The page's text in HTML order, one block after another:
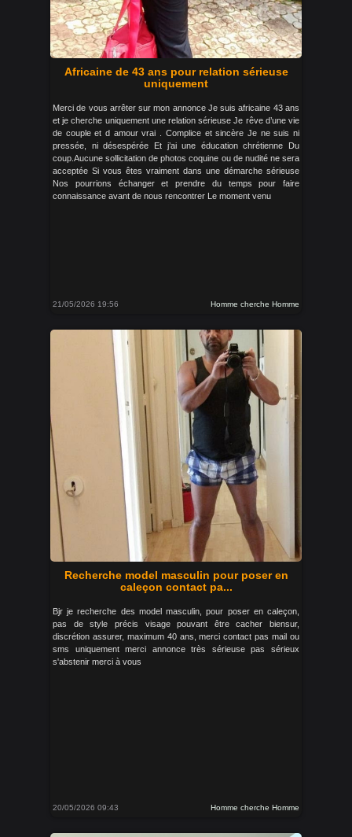
Africaine de 43 ans pour relation sérieuse
uniquement
Merci de vous arrêter sur mon annonce Je suis africaine 43 ans
et je cherche uniquement une relation sérieuse Je rêve d’une vie
de couple et d amour vrai . Complice et sincère Je ne suis ni
pressée, ni désespérée Et j’ai une éducation chrétienne Du
coup.Aucune sollicitation de photos coquine ou de nudité ne sera
acceptée Si vous êtes vraiment dans une démarche sérieuse
Nos pourrions échanger et prendre du temps pour faire
connaissance avant de nous rencontrer Le moment venu
21/05/2026 19:56 Homme cherche Homme
Recherche model masculin pour poser en
caleçon contact pa...
Bjr je recherche des model masculin, pour poser en caleçon,
pas de style précis visage pouvant être cacher biensur,
discrétion assurer, maximum 40 ans, merci contact pas mail ou
sms uniquement merci annonce très sérieuse pas sérieux
s'abstenir merci à vous
20/05/2026 09:43 Homme cherche Homme